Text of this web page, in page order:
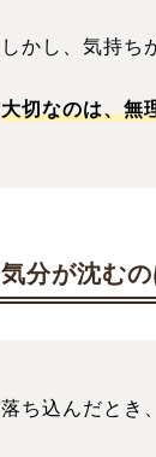
しかし、気持ち
大切なのは、無
気分が沈む
落ち込んだとき